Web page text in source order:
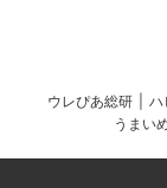
ウレぴあ総研 ハ
うまい